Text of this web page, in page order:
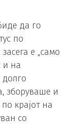
да го
по
е „само
и на
долго
зборуваше и
крајот на
со